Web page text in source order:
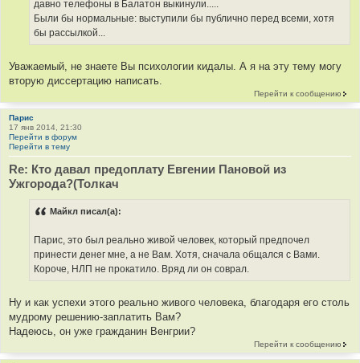
давно телефоны в Балатон выкинули.....
Были бы нормальные: выступили бы публично перед всеми, хотя
бы рассылкой...
Уважаемый, не знаете Вы психологии кидалы. А я на эту тему могу
вторую диссертацию написать.
Перейти к сообщению
Парис
17 янв 2014, 21:30
Перейти в форум
Перейти в тему
Re: Кто давал предоплату Евгении Пановой из
Ужгорода?(Толкач
Майкл писал(а):
Парис, это был реально живой человек, который предпочел
принести денег мне, а не Вам. Хотя, сначала общался с Вами.
Короче, НЛП не прокатило. Вряд ли он соврал.
Ну и как успехи этого реально живого человека, благодаря его столь
мудрому решению-заплатить Вам?
Надеюсь, он уже гражданин Венгрии?
Перейти к сообщению